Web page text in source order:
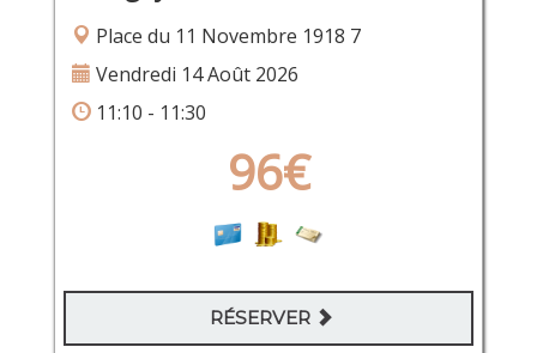
Place du 11 Novembre 1918 7
Vendredi 14 Août 2026
11:10 - 11:30
96€
RÉSERVER